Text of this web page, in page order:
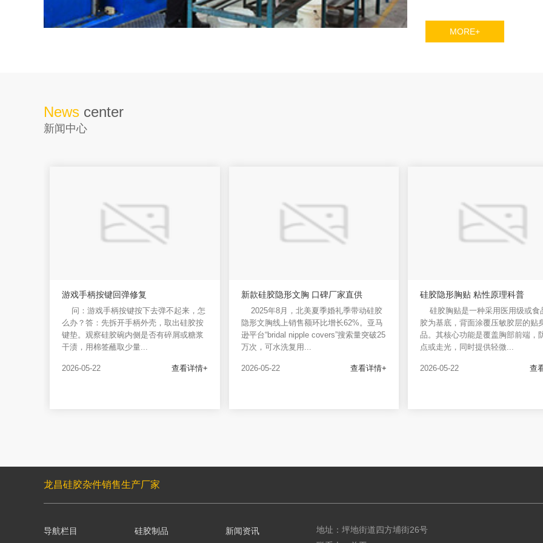
MORE+
News center
新闻中心
游戏手柄按键回弹修复
问：游戏手柄按键按下去弹不起来，怎
么办？答：先拆开手柄外壳，取出硅胶按
键垫。观察硅胶碗内侧是否有碎屑或糖浆
干渍，用棉签蘸取少量...
2026-05-22 查看详情+
新款硅胶隐形文胸 口碑厂家直供
2025年8月，北美夏季婚礼季带动硅胶
隐形文胸线上销售额环比增长62%。亚马
逊平台“bridal nipple covers”搜索量突破25
万次，可水洗复用...
2026-05-22 查看详情+
硅胶隐形胸贴 粘性原理科普
硅胶胸贴是一种采用医用级或食
胶为基底，背面涂覆压敏胶层的贴
品。其核心功能是覆盖胸部前端，
点或走光，同时提供轻微...
2026-05-22 查
龙昌硅胶杂件销售生产厂家
导航栏目 硅胶制品 新闻资讯
地址：坪地街道四方埔街26号